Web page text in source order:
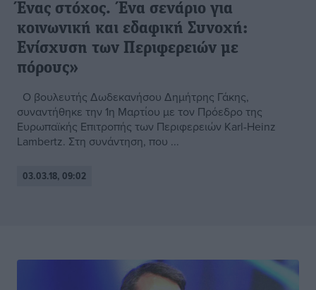
Ένας στόχος. Ένα σενάριο για
κοινωνική και εδαφική Συνοχή:
Ενίσχυση των Περιφερειών με
πόρους»
Ο βουλευτής Δωδεκανήσου Δημήτρης Γάκης,
συναντήθηκε την 1η Μαρτίου με τον Πρόεδρο της
Ευρωπαϊκής Επιτροπής των Περιφερειών Karl-Heinz
Lambertz. Στη συνάντηση, που ...
03.03.18, 09:02